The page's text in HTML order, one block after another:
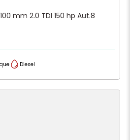
mm 2.0 TDI 150 hp Aut.8
Diesel